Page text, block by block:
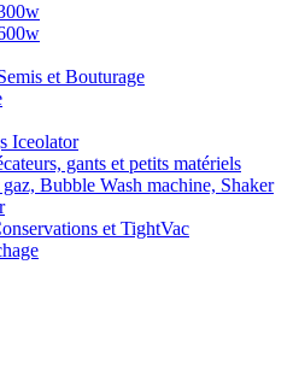
et Bouturage
Iceolator
gants et petits matériels
Bubble Wash machine, Shaker
et TightVac